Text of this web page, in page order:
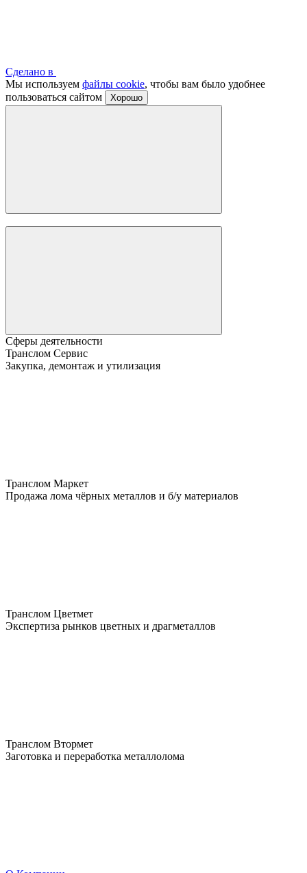
Сделано в
Мы используем файлы cookie, чтобы вам было удобнее
пользоваться сайтом
Хорошо
Сферы деятельности
Транслом Сервис
Закупка, демонтаж и утилизация
Транслом Маркет
Продажа лома чёрных металлов и б/у материалов
Транслом Цветмет
Экспертиза рынков цветных и драгметаллов
Транслом Втормет
Заготовка и переработка металлолома